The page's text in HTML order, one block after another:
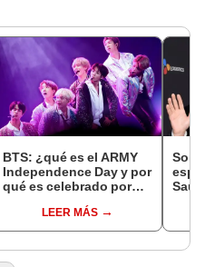
BTS: ¿qué es el ARMY
Independence Day y por
qué es celebrado por
LEER MÁS